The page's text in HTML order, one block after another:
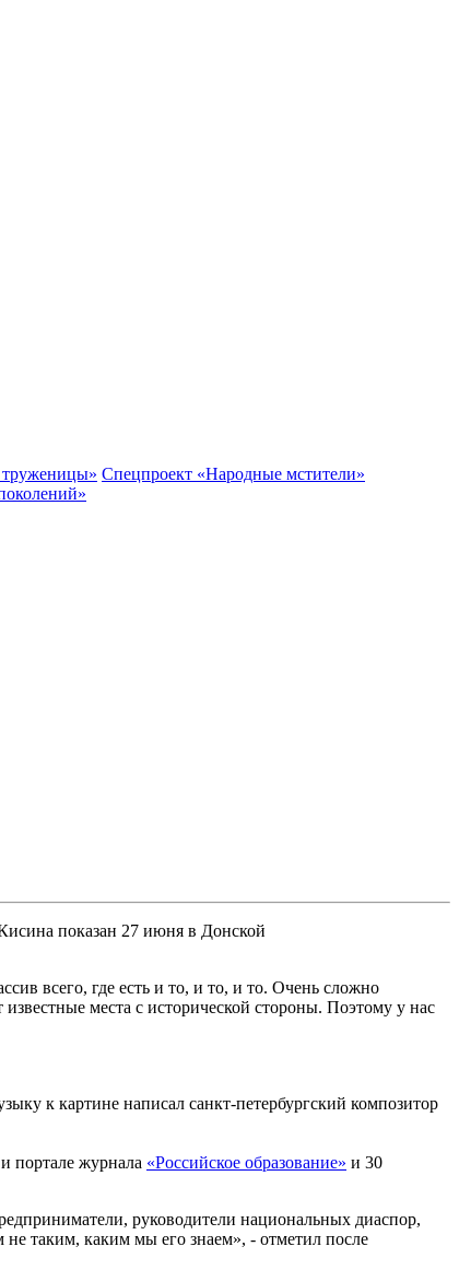
Спецпроект «Народные мстители»
показан 27 июня в Донской
всего, где есть и то, и то, и то. Очень сложно
места с исторической стороны. Поэтому у нас
к картине написал санкт-петербургский композитор
и портале журнала «Российское образование» и 30
руководители национальных диаспор,
таким, каким мы его знаем», - отметил после